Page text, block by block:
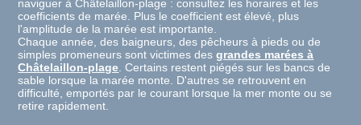
naviguer à Châtelaillon-plage : consultez les horaires et les
coefficients de marée. Plus le coefficient est élevé, plus
l'amplitude de la marée est importante.
Chaque année, des baigneurs, des pêcheurs à pieds ou de
simples promeneurs sont victimes desgrandes marées à
Châtelaillon-plage. Certains restent piégés sur les bancs de
sable lorsque la marée monte. D'autres se retrouvent en
difficulté, emportés par le courant lorsque la mer monte ou se
retire rapidement.